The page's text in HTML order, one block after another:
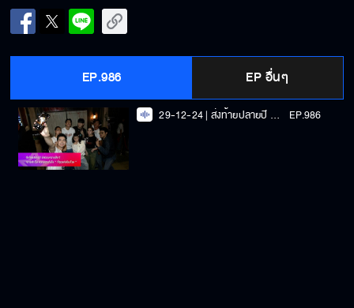
EP.986 EP อื่นๆ
29-12-24 | ส่งท้ายปลายปี มัดรวมความปัง !! ความสำเร็จ ความประทับใจ " ที่สุดแห่งปีมะโรง " EP.986